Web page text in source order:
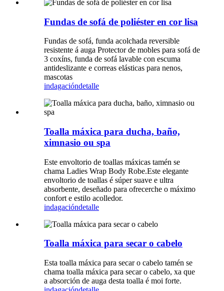
Fundas de sofá de poliéster en cor lisa
Fundas de sofá, funda acolchada reversible
resistente á auga Protector de mobles para sofá de
3 coxíns, funda de sofá lavable con escuma
antideslizante e correas elásticas para nenos,
mascotas
indagacióndetalle
Toalla máxica para ducha, baño,
ximnasio ou spa
Este envoltorio de toallas máxicas tamén se
chama Ladies Wrap Body Robe.Este elegante
envoltorio de toallas é súper suave e ultra
absorbente, deseñado para ofrecerche o máximo
confort e estilo acolledor.
indagacióndetalle
Toalla máxica para secar o cabelo
Esta toalla máxica para secar o cabelo tamén se
chama toalla máxica para secar o cabelo, xa que
a absorción de auga desta toalla é moi forte.